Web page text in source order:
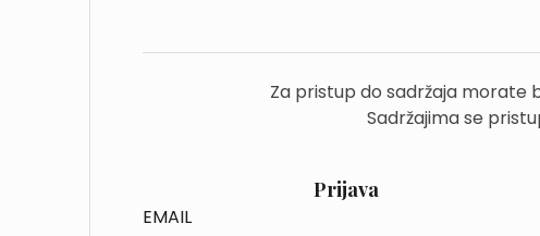
Za pristup do sadržaja morate
Sadržajima se
Prijava
EMAIL